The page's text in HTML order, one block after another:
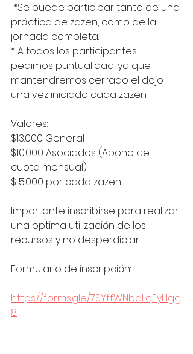
*Se puede participar tanto de una
práctica de zazen, como de la
jornada completa.
* A todos los participantes
pedimos puntualidad, ya que
mantendremos cerrado el dojo
una vez iniciado cada zazen.
Valores:
$13.000 General
$10.000 Asociados (Abono de
cuota mensual)
$ 5.000 por cada zazen
Importante inscribirse para realizar
una optima utilización de los
recursos y no desperdiciar.
Formulario de inscripción:
https://forms.gle/7SYffWNbaLqEyHgg
8